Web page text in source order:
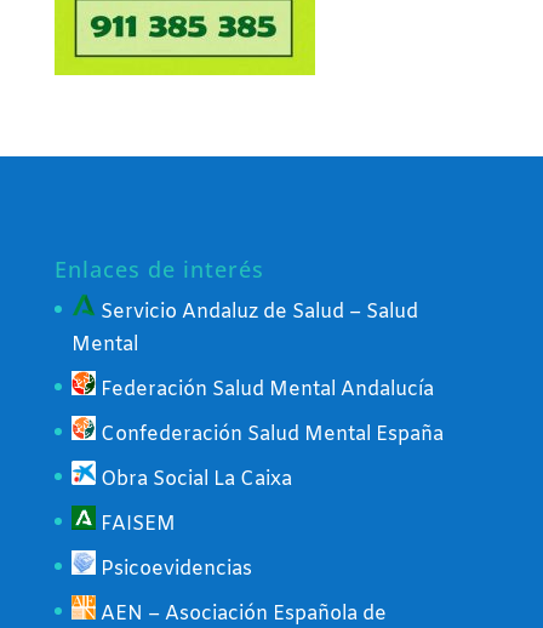
Enlaces de interés
Servicio Andaluz de Salud – Salud
Mental
Federación Salud Mental Andalucía
Confederación Salud Mental España
Obra Social La Caixa
FAISEM
Psicoevidencias
AEN – Asociación Española de